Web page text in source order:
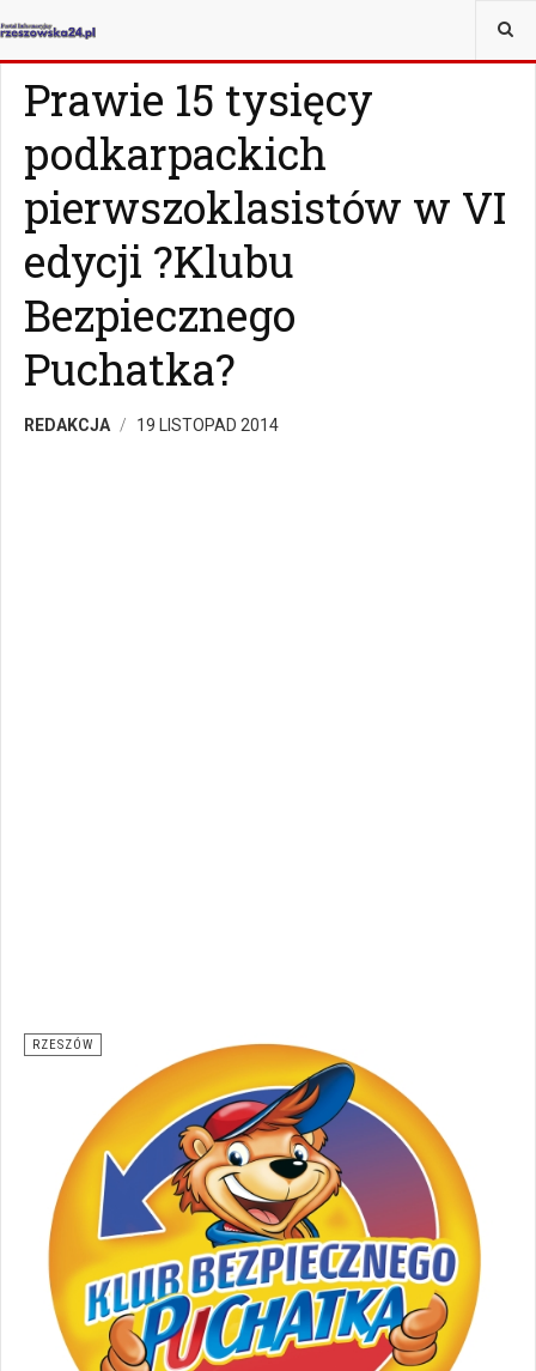
JESTEŚ TUTAJ:
Prawie 15 tysięcy
podkarpackich
pierwszoklasistów w VI
edycji ?Klubu
Bezpiecznego
Puchatka?
REDAKCJA 19 LISTOPAD 2014
RZESZÓW